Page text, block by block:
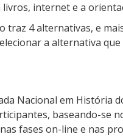
livros, internet e a
traz 4 alternativas, e
a alternativa
Nacional em História
baseando-se
fases on-line e nas